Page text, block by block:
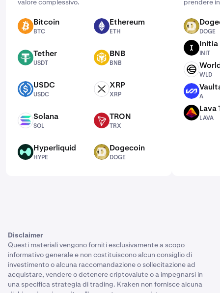
valore complessivo.
BTC Bitcoin
BTC
ETH Ethereum
ETH
USDT Tether
USDT
BNB BNB
BNB
USDC USDC
USDC
XRP XRP
XRP
SOL Solana
SOL
TRX TRON
TRX
HYPE Hyperliquid
HYPE
DOGE Dogecoin
DOGE
prendere
DOGE
DOGE
Initia
INIT
WLD
WLD
A
A
LAVA Lava
LAVA
Disclaimer
Questi materiali vengono forniti esclusivamente a scopo
informativo generale e non costituiscono alcun consiglio di
investimento o alcuna raccomandazione o sollecitazione ad
acquistare, vendere o detenere criptovalute o a impegnarsi in
una specifica strategia di trading. Kraken non fornisce alcuna